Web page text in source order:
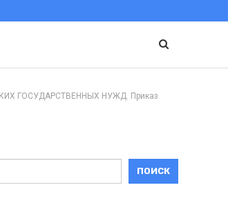
ГОСУДАРСТВЕННЫХ НУЖД. Приказ
ПОИСК